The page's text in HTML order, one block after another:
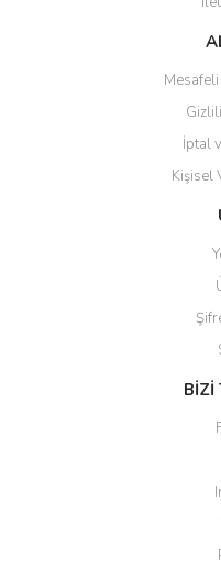
Ürün bilgilerinde hatalar
Ürün fiyatı diğer
Mesafeli
İptal
Kişisel
BİZİ